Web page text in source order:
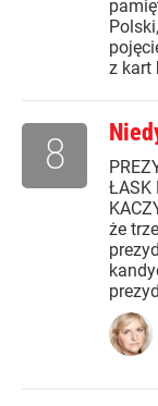
z kart
ŁASK
że
8